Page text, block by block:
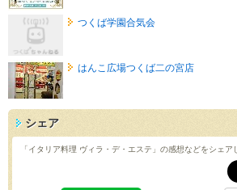
つくば学園合気会
はんこ広場つくば二の宮店
シェア
「イタリア料理 ヴィラ・デ・エステ」の感想などをシェア